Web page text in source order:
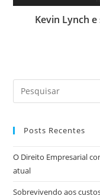
Kevin Lynch
Posts Recentes
O Direito Empresarial
atual
Sobrevivendo aos